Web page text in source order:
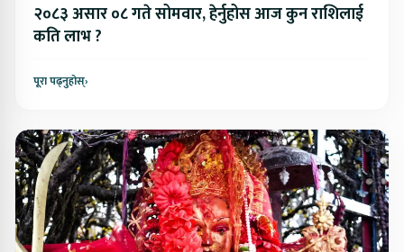
२०८३ असार ०८ गते सोमवार, हेर्नुहोस आज कुन राशिलाई
कति लाभ ?
पूरा पढ्नुहोस्›